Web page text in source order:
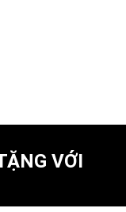
VỚI